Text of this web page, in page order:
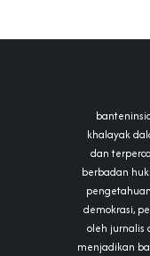
khalayak
dan
berbadan
demokrasi,
oleh jurnalis
menjadikan